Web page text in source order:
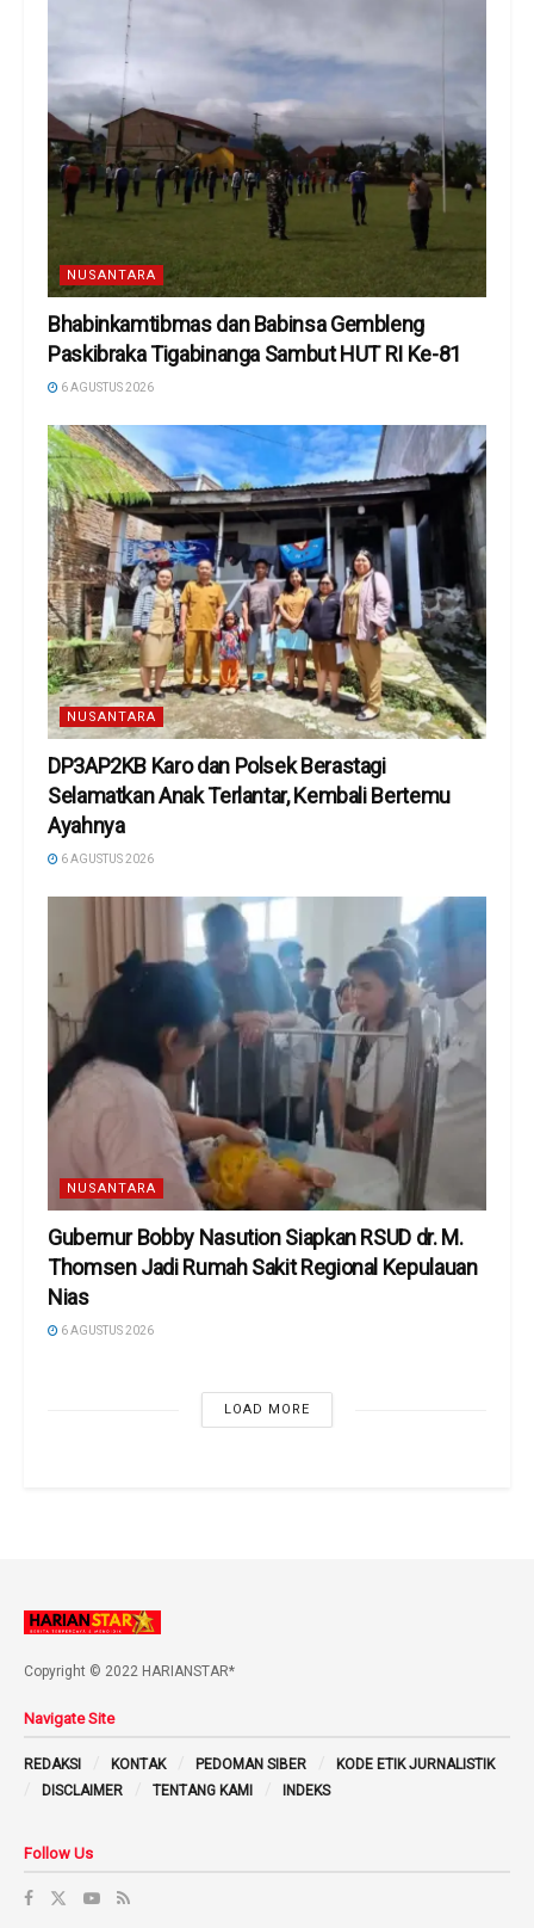
NUSANTARA
Bhabinkamtibmas dan Babinsa Gembleng
Paskibraka Tigabinanga Sambut HUT RI Ke-81
6 AGUSTUS 2026
NUSANTARA
DP3AP2KB Karo dan Polsek Berastagi
Selamatkan Anak Terlantar, Kembali Bertemu
Ayahnya
6 AGUSTUS 2026
NUSANTARA
Gubernur Bobby Nasution Siapkan RSUD dr. M.
Thomsen Jadi Rumah Sakit Regional Kepulauan
Nias
6 AGUSTUS 2026
LOAD MORE
Copyright © 2022 HARIANSTAR*
Navigate Site
REDAKSI KONTAK PEDOMAN SIBER
KODE ETIK JURNALISTIK
DISCLAIMER
TENTANG KAMI INDEKS
Follow Us